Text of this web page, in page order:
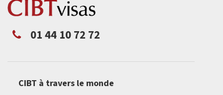
01 44 10 72 72
CIBT à travers le monde